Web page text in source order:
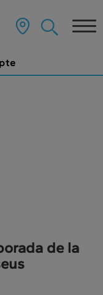
DIGITAL?
de la